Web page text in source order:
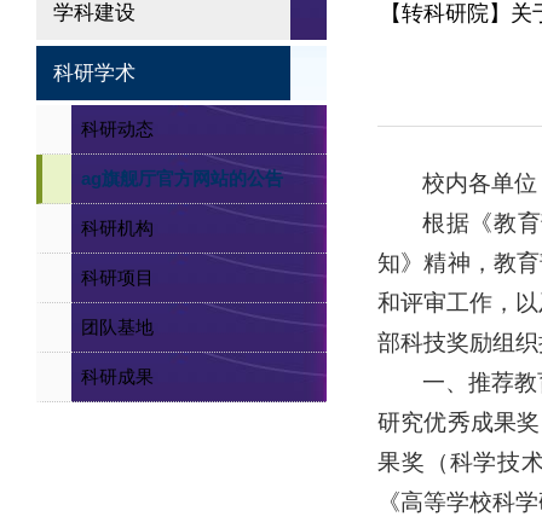
学科建设
科研学术
科研动态
ag旗舰厅官方网站的公告
科研机构
科研项目
团队基地
科研成果
【转科研院】
校内各单
根据《教
知》精神，教
和评审工作，
部科技奖励组
一、推荐
研究优秀成果
果奖（科学技
《高等学校科